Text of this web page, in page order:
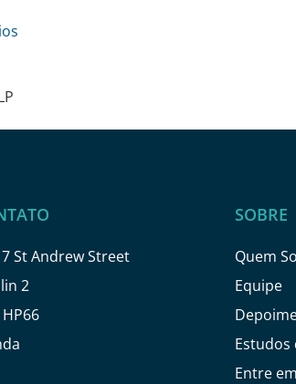
St Andrew Street
2
SOBRE
Quem
Equipe
Estudos
Entre